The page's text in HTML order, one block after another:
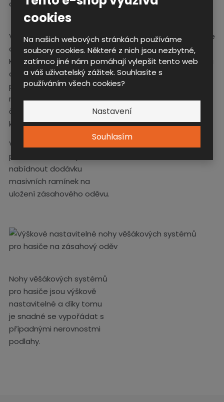
cookies
Na našich webových stránkách používáme
soubory cookies. Některé z nich jsou nezbytné,
zatímco jiné nám pomáhají vylepšit tento web
a váš uživatelský zážitek. Souhlasíte s
používáním všech cookies?
Nastavení
Souhlasím
Věšáková sestava je
dostatečné dimenzovaná.
Každý uživatel má k
dispozici lištu se třemi
pozicemi na vložení
ramínka na šaty a v zadní
části lištu se třemi
kovovými háčky.
V případě zájmu jsme jako
příslušenství schopni
nabídnout dodávku
masivních ramínek na
uložení zásahového oděvu.
Ve spodní části sestavy je
umístěná sedací plocha
osazená masivní bukovou
latí. Ta může být kromě
sezení využívána jako
opora pro rychlejší
obouvání vysokých
zásahových bot.
Nohy věšákových systémů
pro hasiče jsou výškově
nastavitelné a díky tomu
je snadné se vypořádat s
případnými nerovnostmi
podlahy.